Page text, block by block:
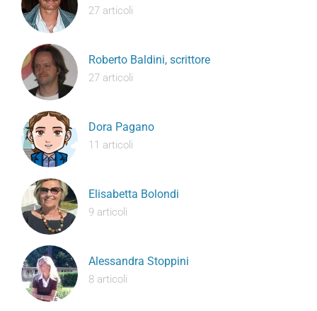
27 articoli
Roberto Baldini, scrittore
27 articoli
Dora Pagano
11 articoli
Elisabetta Bolondi
9 articoli
Alessandra Stoppini
8 articoli